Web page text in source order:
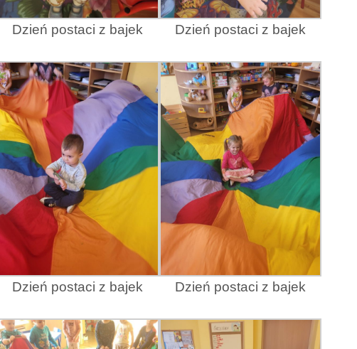
Dzień postaci z bajek Dzień postaci z bajek
Dzień postaci z bajek Dzień postaci z bajek